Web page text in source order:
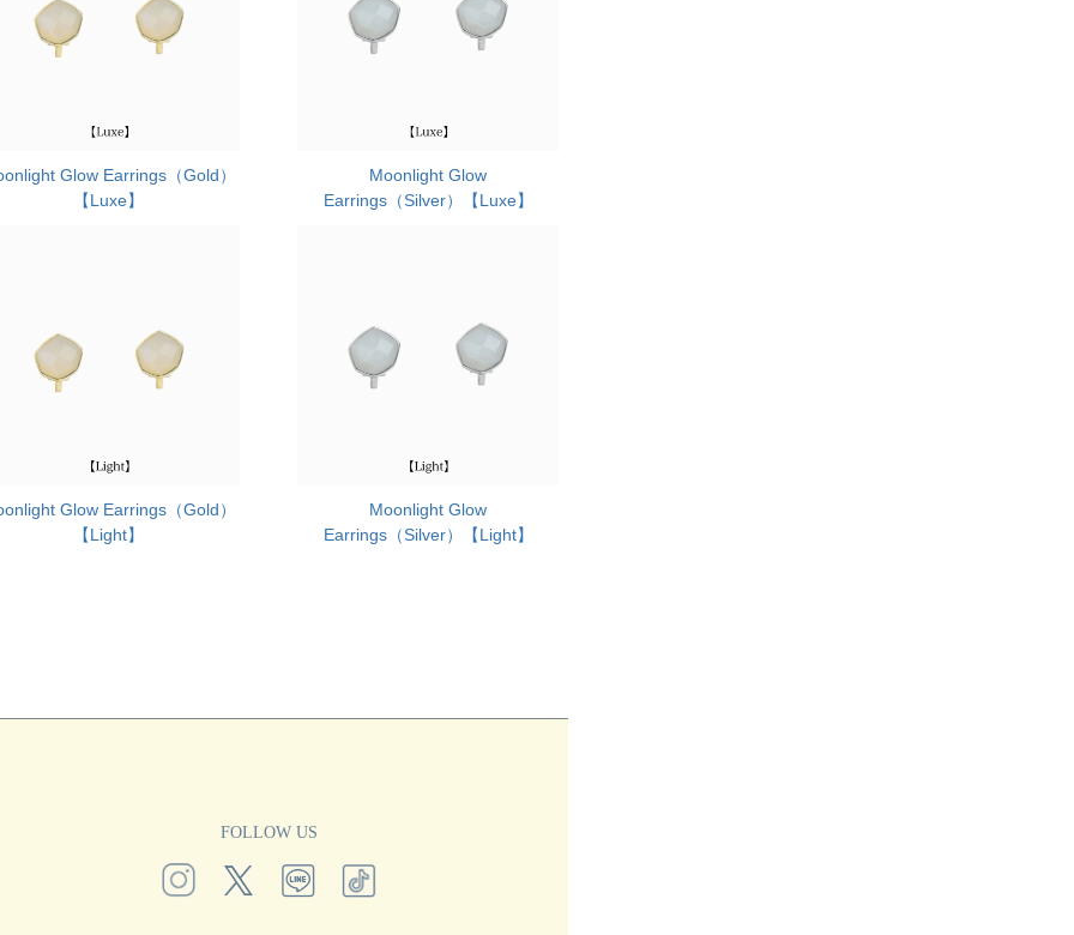
Glow Earrings（Gold）
【Luxe】
Moonlight Glow
Earrings（Silver）【Luxe】
Glow Earrings（Gold）
【Light】
Moonlight Glow
Earrings（Silver）【Light】
FOLLOW US